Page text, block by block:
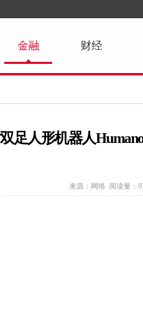
金融 财经
足人形机器人
来源：网络 阅读量：